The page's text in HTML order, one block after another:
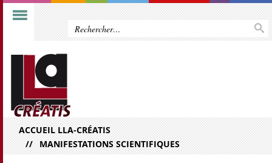
ACCUEIL LLA-CRÉATIS
MANIFESTATIONS SCIENTIFIQUES